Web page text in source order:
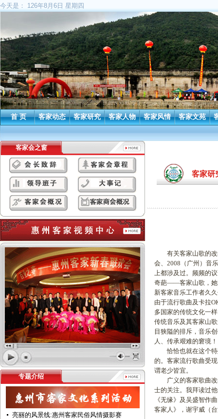
今天是： 126年8月6日 星期四
首 页 客家动态 客家研究 客家人物 客家风情 客家文苑
客家会之窗
专题介绍
亮丽的风景线:惠州客家民俗风情摄影赛
客家研
有关客家山歌的改
会、2008（广州）音
上都涉及过。频频的
奇葩——客家山歌，她
新客家音乐工作者久
由于流行歌曲及卡拉
多国家的传统文化一
传统音乐及其客家山
目狭隘的排斥，音乐
人、传承艰难的窘境！
恰恰也就在这个特
的。客家流行歌曲受
谓老少皆宜。
广义的客家歌曲改
士的关注。我拜读过
《无缘》及吴盛智作
客家人》，谢宇威（